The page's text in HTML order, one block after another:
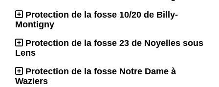
Protection de la fosse 10/20 de Billy-
Montigny
Protection de la fosse 23 de Noyelles sous
Lens
Protection de la fosse Notre Dame à
Waziers